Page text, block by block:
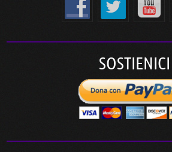
SOSTIENICI